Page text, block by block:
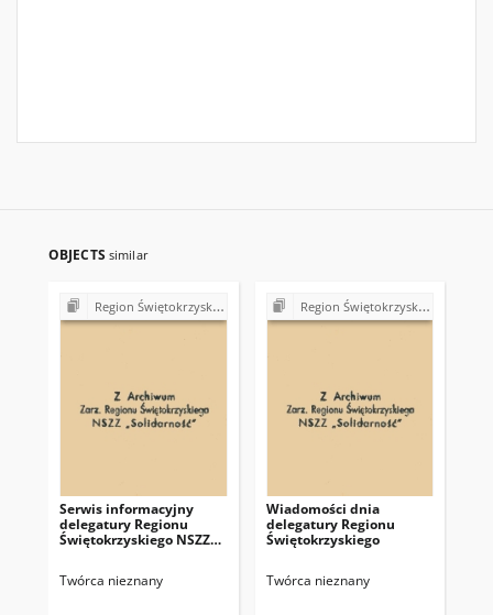
OBJECTS similar
Region Świętokrzyski NSZZ "Solidarność". Delegatura Starachowice
Serwis informacyjny
delegatury Regionu
Świętokrzyskiego NSZZ
Twórca nieznany
Region Świętokrzyski NSZZ "Solidarność". Delegatura Starachowice
Wiadomości dnia
delegatury Regionu
Świętokrzyskiego
Twórca nieznany